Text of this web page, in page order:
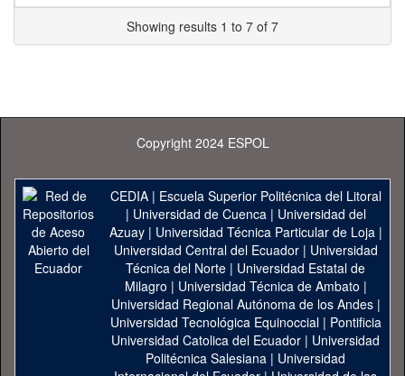
Showing results 1 to 7 of 7
Copyright 2024 ESPOL
CEDIA| Escuela Superior Politécnica del Litoral
| Universidad de Cuenca| Universidad del
Azuay| Universidad Técnica Particular de Loja|
Universidad Central del Ecuador| Universidad
Técnica del Norte | Universidad Estatal de
Milagro | Universidad Técnica de Ambato |
Universidad Regional Autónoma de los Andes|
Universidad Tecnológica Equinoccial| Pontificia
Universidad Catolica del Ecuador | Universidad
Politécnica Salesiana | Universidad